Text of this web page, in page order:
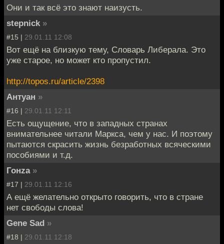
Они и так всё это знают наизусть.
stepnick »
#15 | 29.01.11 12:08
Вот ещё на близкую тему, Словарь Либерала. Это
уже старое, но может кто пропустил.
http://topos.ru/article/2398
Антуан »
#16 | 29.01.11 12:11
Есть ощущение, что в западных странах
внимательнее читали Маркса, чем у нас. И поэтому
пытаются скрасить жизнь безработных всяческими
пособиями и т.д.
Гонzа »
#17 | 29.01.11 12:16
А ещё желательно открыто говорить, что в стране
нет свободы слова!
Gene Sad »
#18 | 29.01.11 12:18